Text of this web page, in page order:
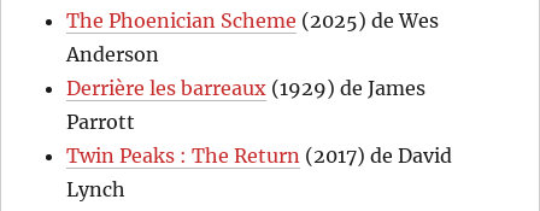
The Phoenician Scheme (2025) de Wes
Anderson
Derrière les barreaux (1929) de James
Parrott
Twin Peaks : The Return (2017) de David
Lynch